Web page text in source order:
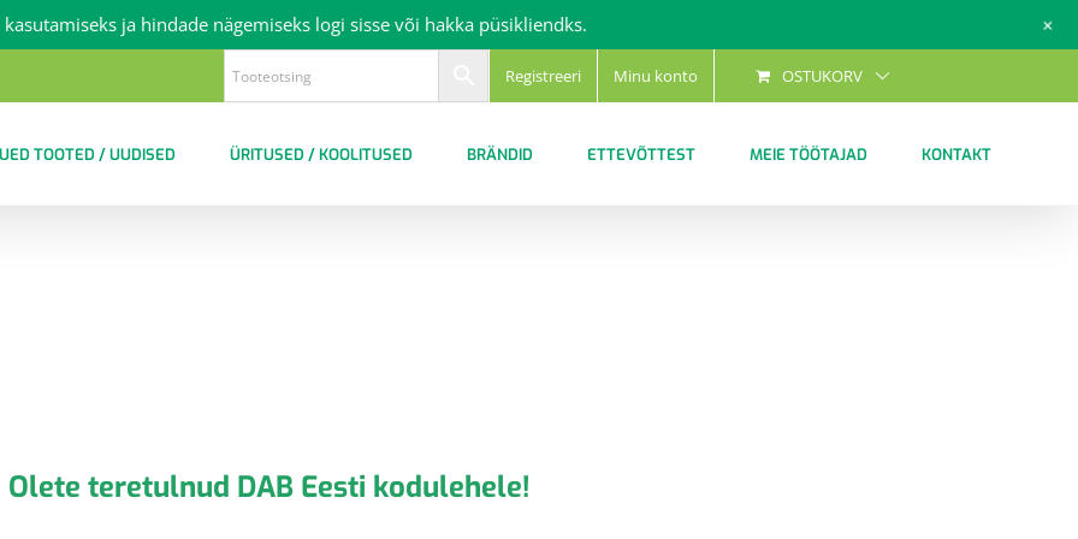
Registreeri Minu konto OSTUKORV
TOOTED / UUDISED ÜRITUSED / KOOLITUSED BRÄNDID ETTEVÕTTEST MEIE TÖÖTAJAD KONTAKT
Olete teretulnud DAB Eesti kodulehele!
kasutamiseks ja hindade nägemiseks logi sisse või hakka püsikliendks. +